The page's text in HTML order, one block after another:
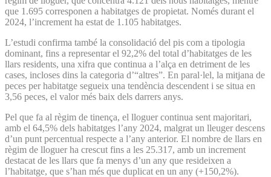
que 1.695 corresponen a habitatges de propietat. Només durant el
2024, l’increment ha estat de 1.105 habitatges.
L’estudi confirma també la consolidació del pis com a tipologia
dominant, fins a representar el 92,2% del total d’habitatges de les
llars residents, una xifra que continua a l’alça en detriment de les
cases, incloses dins la categoria d’“altres”. En paral·lel, la mitjana de
peces per habitatge segueix una tendència descendent i se situa en
3,56 peces, el valor més baix dels darrers anys.
Pel que fa al règim de tinença, el lloguer continua sent majoritari,
amb el 64,5% dels habitatges l’any 2024, malgrat un lleuger descens
d’un punt percentual respecte a l’any anterior. El nombre de llars en
règim de lloguer ha crescut fins a les 25.317, amb un increment
destacat de les llars que fa menys d’un any que resideixen a
l’habitatge, que s’han més que duplicat en un any (+150,2%).